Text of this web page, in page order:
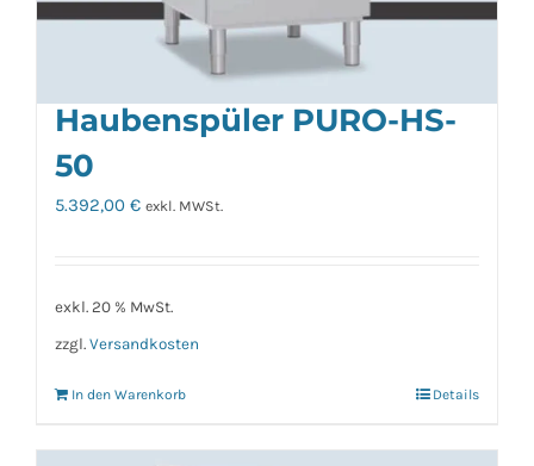
Haubenspüler PURO-HS-
50
5.392,00 € exkl. MWSt.
exkl. 20 % MwSt.
zzgl. Versandkosten
In den Warenkorb Details